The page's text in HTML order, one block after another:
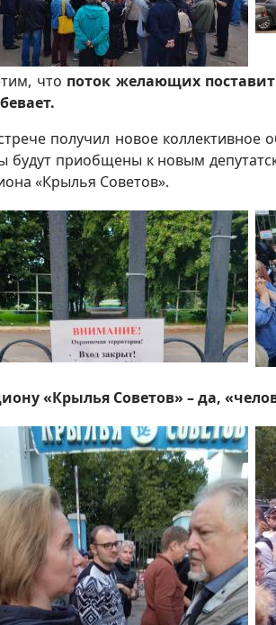
что поток желающих
получил новое
будут приобщены к новым
«Крылья Советов».
«Крылья Советов» – да,